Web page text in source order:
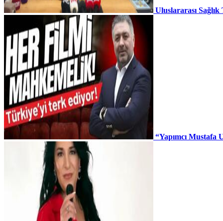
Uluslararası
“Yapımcı Mustafa